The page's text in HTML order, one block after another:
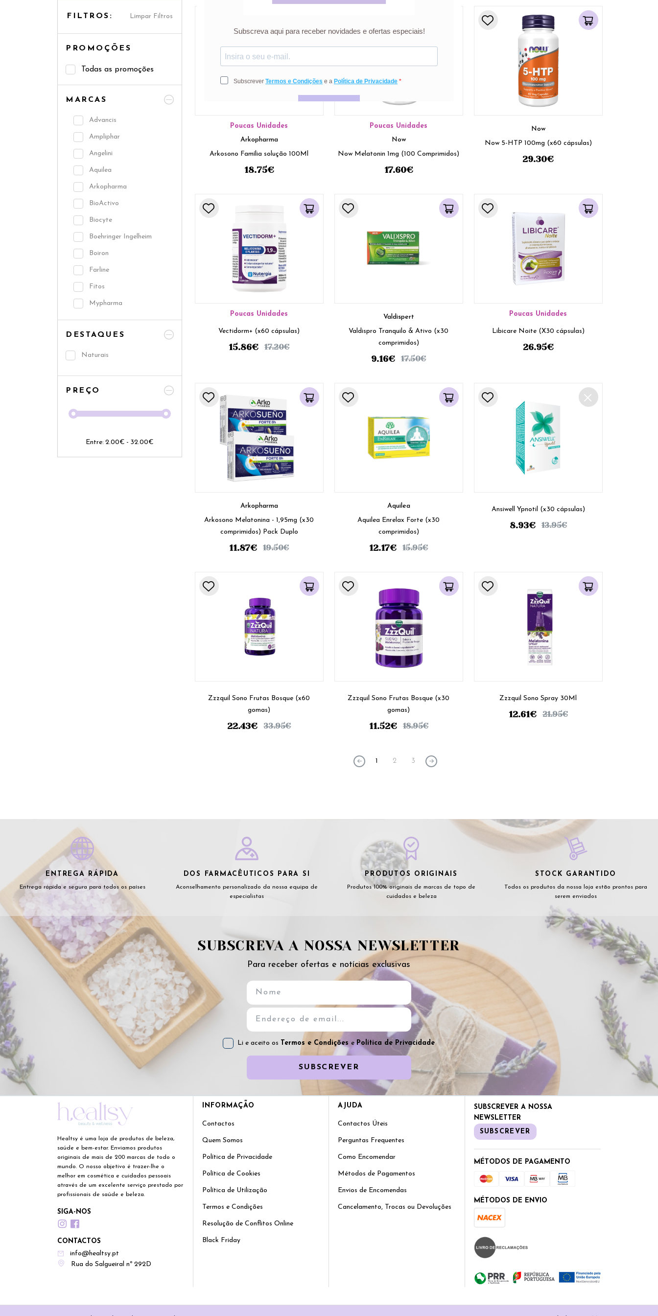
FILTROS: Limpar Filtros
PROMOÇÕES
Todas as promoções
MARCAS
Advancis
Ampliphar
Angelini
Aquilea
Arkopharma
BioActivo
Biocyte
Boehringer Ingelheim
Boiron
Farline
Fitos
Mypharma
Natiris
Now
Nutréov
Pure encapsulations
DESTAQUES
Naturais
PREÇO
Entre: 2.00€ - 32.00€
Poucas Unidades
Arkopharma
Arkosono Família solução 100Ml
18.75€
Poucas Unidades
Now
Now Melatonin 1mg (100 Comprimidos)
17.60€
Now
Now 5-HTP 100mg (x60 cápsulas)
29.30€
Poucas Unidades
Vectidorm+ (x60 cápsulas)
15.86€ 17.20€
Valdispert
Valdispro Tranquilo & Ativo (x30
comprimidos)
9.16€ 17.50€
Poucas Unidades
Libicare Noite (X30 cápsulas)
26.95€
Arkopharma
Arkosono Melatonina - 1,95mg (x30
comprimidos) Pack Duplo
11.87€ 19.50€
Aquilea
Aquilea Enrelax Forte (x30
comprimidos)
12.17€ 15.95€
Ansiwell Ypnotil (x30 cápsulas)
8.93€ 13.95€
Zzzquil Sono Frutas Bosque (x60
gomas)
22.43€ 33.95€
Zzzquil Sono Frutas Bosque (x30
gomas)
11.52€ 18.95€
Zzzquil Sono Spray 30Ml
12.61€ 21.95€
1 2 3
ENTREGA RÁPIDA
Entrega rápida e segura para todos os países
DOS FARMACÊUTICOS PARA SI
Aconselhamento personalizado da nossa equipa de
especialistas
PRODUTOS ORIGINAIS
Produtos 100% originais de marcas de topo de
cuidados e beleza
STOCK GARANTIDO
Todos os produtos da nossa loja estão prontos para
serem enviados
SUBSCREVA A NOSSA NEWSLETTER
Para receber ofertas e notícias exclusivas
Li e aceito os Termos e CondiçõesePolítica de Privacidade
SUBSCREVER
Healtsy é uma loja de produtos de beleza,
saúde e bem-estar. Enviamos produtos
originais de mais de 200 marcas de todo o
mundo. O nosso objetivo é trazer-lhe o
melhor em cosmética e cuidados pessoais
através de um excelente serviço prestado por
profissionais de saúde e beleza.
SIGA-NOS
CONTACTOS
info@healtsy.pt
Rua do Salgueiral nº 292D
INFORMAÇÃO
Contactos
Quem Somos
Política de Privacidade
Política de Cookies
Política de Utilização
Termos e Condições
Resolução de Conflitos Online
Black Friday
AJUDA
Contactos Úteis
Perguntas Frequentes
Como Encomendar
Métodos de Pagamentos
Envios de Encomendas
Cancelamento, Trocas ou Devoluções
SUBSCREVER A NOSSA
NEWSLETTER
SUBSCREVER
MÉTODOS DE PAGAMENTO
MÉTODOS DE ENVIO